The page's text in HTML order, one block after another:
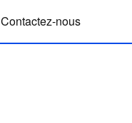
Contactez-nous